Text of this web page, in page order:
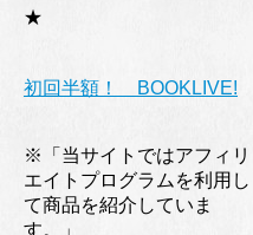
★
初回半額！ BOOKLIVE!
※「当サイトではアフィリ
エイトプログラムを利用し
て商品を紹介していま
す。」